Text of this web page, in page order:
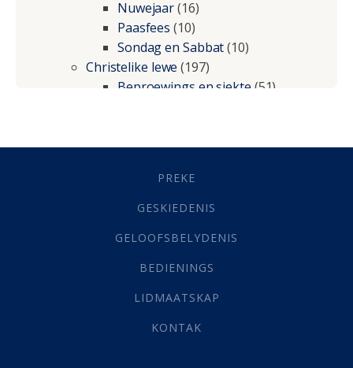
Nuwejaar(16)
Paasfees (10)
Sondag en Sabbat(10)
Christelike lewe (197)
Beproewings en siekte(51)
Geestelike Groei(10)
(21)
Grys Areas(4)
Lewensdoel(3)
Selfondersoek(1)
Werk(22)
(142)
PREKE
GESKIEDENIS
GELOOFSBELYDENIS
BEDIENINGS
LIDMAATSKAP
KONTAK